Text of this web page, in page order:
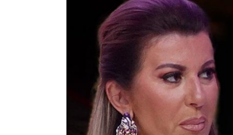
RAK